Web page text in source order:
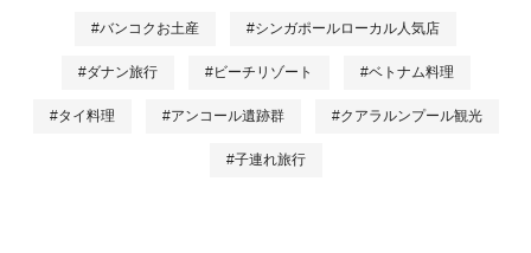
#バンコクお土産 #シンガポールローカル人気店
#ダナン旅行 #ビーチリゾート #ベトナム料理
#タイ料理 #アンコール遺跡群 #クアラルンプール観光
#子連れ旅行